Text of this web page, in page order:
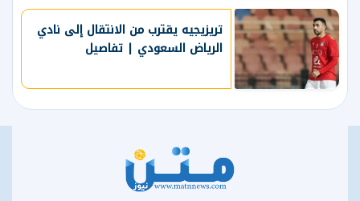
تريزيجيه يقترب من الانتقال إلى نادي
الرياض السعودي | تفاصيل